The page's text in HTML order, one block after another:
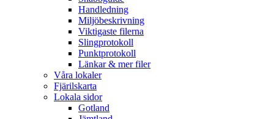
Handledning
Miljöbeskrivning
Viktigaste filerna
Slingprotokoll
Punktprotokoll
Länkar & mer filer
Våra lokaler
Fjärilskarta
Lokala sidor
Gotland